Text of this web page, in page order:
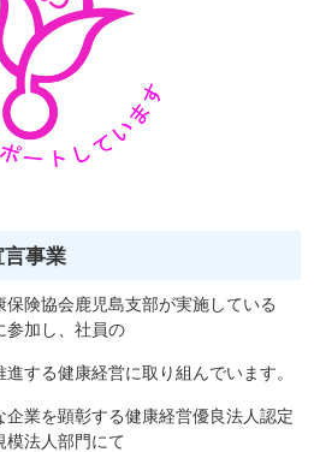
事業
険協会鹿児島支部が実施している
参加し、社員の
する健康経営に取り組んでいます。
業を顕彰する健康経営優良法人認定
模法人部門にて